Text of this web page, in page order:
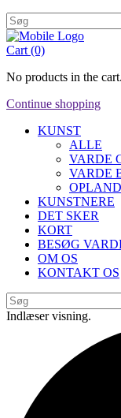
Cart (0)
No products in the cart.
Continue shopping
KUNST
ALLE
VARDE
VARDE
KUNSTNERE
DET SKER
KORT
BESØG
OM OS
KONTAKT OS
Indlæser visning.